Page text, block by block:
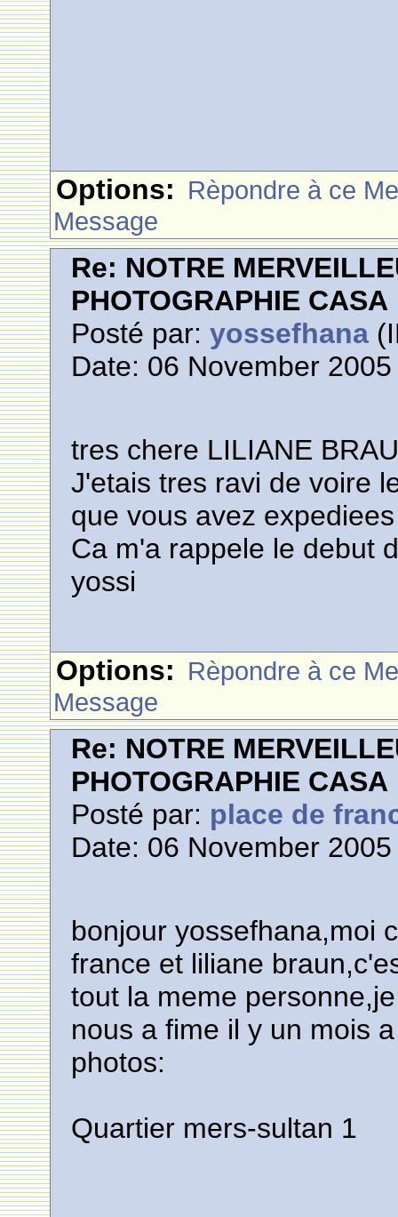
Options: Rèpondre à ce
Message
Re: NOTRE
PHOTOGRAPHIE CASA
Posté par:yossefhana
Date: 06 November
tres chere LILIANE
J'etais tres ravi de voire
que vous avez
Ca m'a rappele le debut
yossi
Options: Rèpondre à ce
Message
Re: NOTRE
PHOTOGRAPHIE CASA
Posté par: place de
Date: 06 November
bonjour yossefhana,moi
france et liliane
tout la meme
nous a fime il y un mois
photos:
Quartier mers-sultan 1